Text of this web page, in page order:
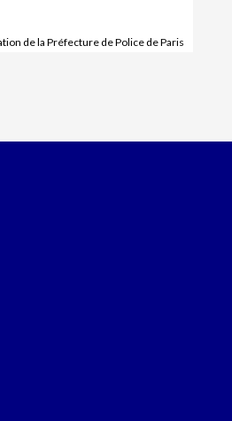
de la Préfecture de Police de Paris